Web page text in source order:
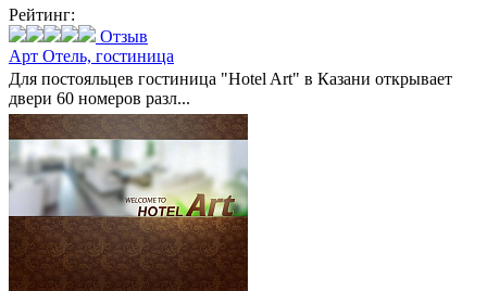
Рейтинг:
Отзыв
Арт Отель, гостиница
Для постояльцев гостиница "Hotel Art" в Казани открывает
двери 60 номеров разл...